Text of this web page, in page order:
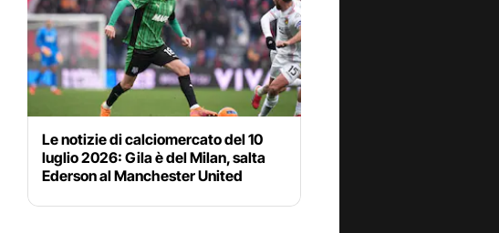
Le notizie di calciomercato del 10
luglio 2026: Gila è del Milan, salta
Ederson al Manchester United